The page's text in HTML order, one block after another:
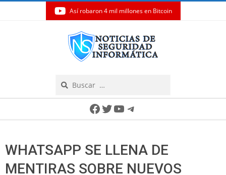
Así robaron 4 mil millones en Bitcoin
Facebook
Twitter
YouTube
Telegram
WHATSAPP SE LLENA DE
MENTIRAS SOBRE NUEVOS